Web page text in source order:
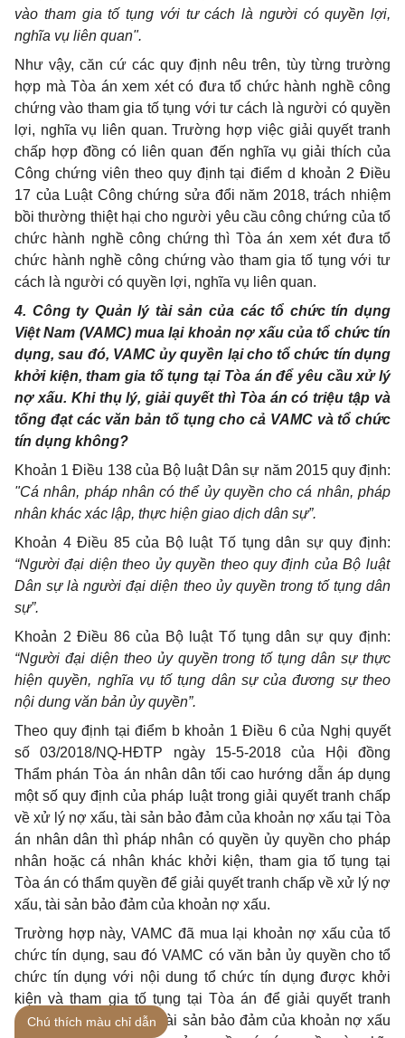
vào tham gia tố tụng với tư cách là người có quyền lợi,
nghĩa vụ liên quan".
Như vậy, căn cứ các quy định nêu trên, tùy từng trường
hợp mà Tòa án xem xét có đưa tổ chức hành nghề công
chứng vào tham gia tố tụng với tư cách là người có quyền
lợi, nghĩa vụ liên quan. Trường hợp việc giải quyết tranh
chấp hợp đồng có liên quan đến nghĩa vụ giải thích của
Công chứng viên theo quy định tại điểm d khoản 2 Điều
17 của Luật Công chứng sửa đổi năm 2018, trách nhiệm
bồi thường thiệt hại cho người yêu cầu công chứng của tổ
chức hành nghề công chứng thì Tòa án xem xét đưa tổ
chức hành nghề công chứng vào tham gia tố tụng với tư
cách là người có quyền lợi, nghĩa vụ liên quan.
4. Công ty Quản lý tài sản của các tổ chức tín dụng
Việt Nam (VAMC) mua lại khoản nợ xấu của tổ chức tín
dụng, sau đó, VAMC ủy quyền lại cho tổ chức tín dụng
khởi kiện, tham gia tố tụng tại Tòa án để yêu cầu xử lý
nợ xấu. Khi thụ lý, giải quyết thì Tòa án có triệu tập và
tống đạt các văn bản tố tụng cho cả VAMC và tổ chức
tín dụng không?
Khoản 1 Điều 138 của Bộ luật Dân sự năm 2015 quy định:
"Cá nhân, pháp nhân có thể ủy quyền cho cá nhân, pháp
nhân khác xác lập, thực hiện giao dịch dân sự”.
Khoản 4 Điều 85 của Bộ luật Tố tụng dân sự quy định:
“Người đại diện theo ủy quyền theo quy định của Bộ luật
Dân sự là người đại diện theo ủy quyền trong tố tụng dân
sự”.
Khoản 2 Điều 86 của Bộ luật Tố tụng dân sự quy định:
“Người đại diện theo ủy quyền trong tố tụng dân sự thực
hiện quyền, nghĩa vụ tố tụng dân sự của đương sự theo
nội dung văn bản ủy quyền”.
Theo quy định tại điểm b khoản 1 Điều 6 của Nghị quyết
số 03/2018/NQ-HĐTP ngày 15-5-2018 của Hội đồng
Thẩm phán Tòa án nhân dân tối cao hướng dẫn áp dụng
một số quy định của pháp luật trong giải quyết tranh chấp
về xử lý nợ xấu, tài sản bảo đảm của khoản nợ xấu tại Tòa
án nhân dân thì pháp nhân có quyền ủy quyền cho pháp
nhân hoặc cá nhân khác khởi kiện, tham gia tố tụng tại
Tòa án có thẩm quyền để giải quyết tranh chấp về xử lý nợ
xấu, tài sản bảo đảm của khoản nợ xấu.
Trường hợp này, VAMC đã mua lại khoản nợ xấu của tổ
chức tín dụng, sau đó VAMC có văn bản ủy quyền cho tổ
chức tín dụng với nội dung tổ chức tín dụng được khởi
kiện và tham gia tố tụng tại Tòa án để giải quyết tranh
chấp về xử lý nợ xấu, tài sản bảo đảm của khoản nợ xấu
Chú thích màu chỉ dẫn